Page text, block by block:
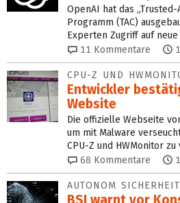
OpenAI hat das
Programm (TAC)
Experten Zugriff auf
11 Kommentare
CPU-Z UND
Entwickler
Website
Die offizielle Webseite
um mit Malware
CPU-Z und HWMonitor
68 Kommentare
AUTONOM
BSI warnt vor